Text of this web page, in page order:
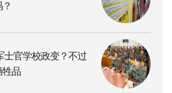
士官学校政变？不过
牲品